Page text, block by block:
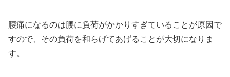
腰痛になるのは腰に負荷がかかりすぎていることが原因で
すので、その負荷を和らげてあげることが大切になりま
す。